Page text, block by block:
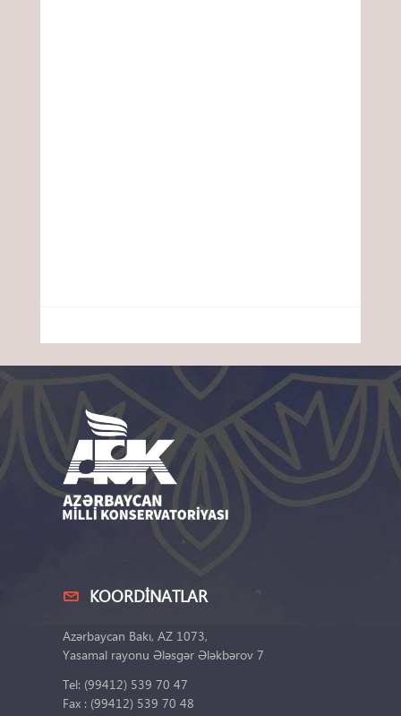
KOORDINATLAR
Azərbaycan Bakı, AZ 1073,
Yasamal rayonu Ələsgər Ələkbərov 7
Tel: (99412) 539 70 47
Fax : (99412) 539 70 48